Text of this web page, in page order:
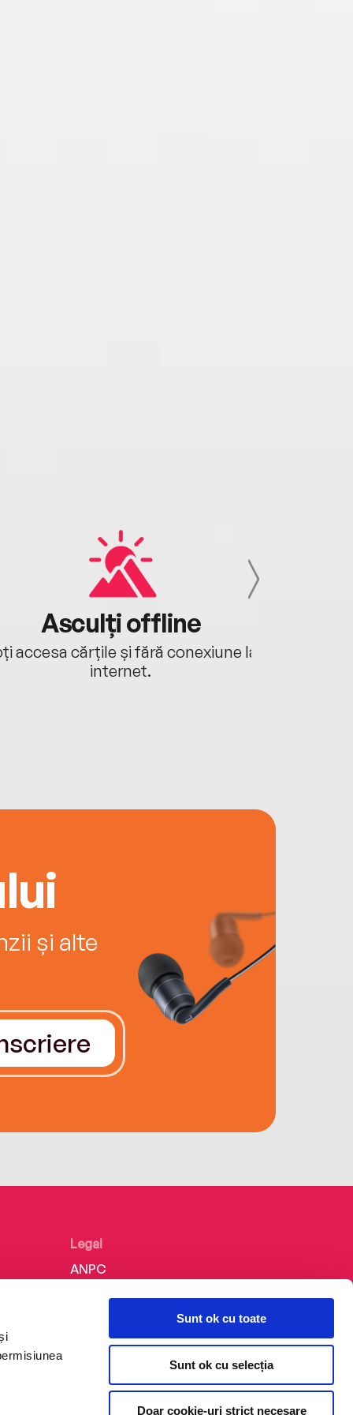
Sunt ok cu toate
Sunt ok cu selecția
Doar cookie-uri strict necesare
Asculți offline
accesa cărțile și fără conexiune la
internet.
și alte
Legal
ANPC
Politica de confidențialitate
Termeni și condiții